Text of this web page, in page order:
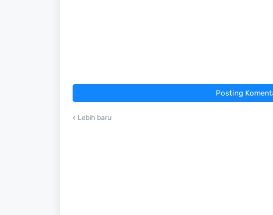
Posting
Lebih baru